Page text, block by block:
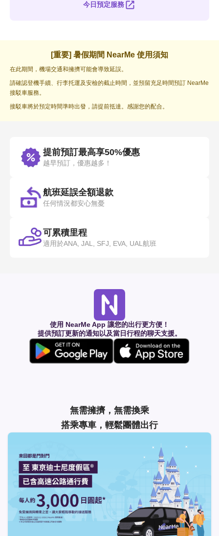
今日預定服務
[重要] 暑假期間 NearMe 使用須知
在此期間，機場交通和擁擠可能會導致延誤。
請確認登機手續、行李托運及安檢的截止時間，並預留充足時間預訂 NearMe
接駁車服務。
接駁車將於預定時間準時出發，請提前抵達。感謝您的配合。
提前預訂最高享50%優惠
越早預訂，優惠越多！
航班延誤全額退款
任何情況都安心無憂
可累積里程
適用於ANA, JAL, SFJ, EVA, UAL航班
使用 NearMe App 讓您的出行更方便！
提供預訂更新的通知以及當日行程的聊天支援。
無需擁擠，無需換乘
搭乘專車，輕鬆團體出行